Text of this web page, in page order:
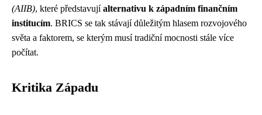
(AIIB), které představujíalternativu k západním finančním
institucím. BRICS se tak stávají důležitým hlasem rozvojového
světa a faktorem, se kterým musí tradiční mocnosti stále více
počítat.
Kritika Západu